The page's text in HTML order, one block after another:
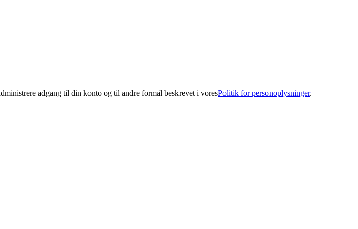
adgang til din konto og til andre formål beskrevet i voresPolitik for personoplysninger.